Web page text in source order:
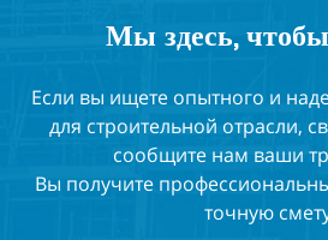
Мы здесь,
Если вы ищете опытного и
для строительной отрасли,
сообщите нам ваши
Вы получите
точную